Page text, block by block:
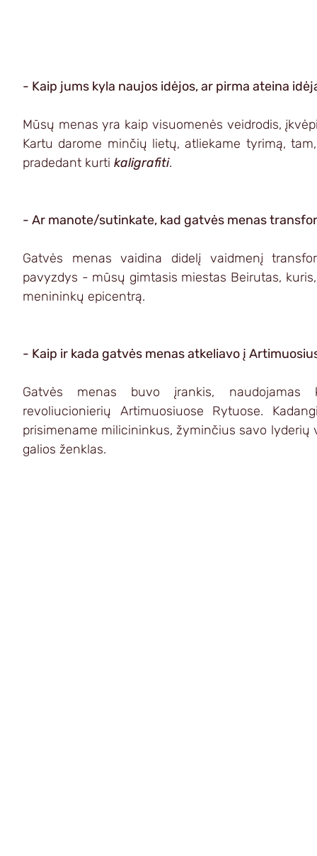
- Kaip jums kyla naujos idėjos, ar pirma ateina
Mūsų menas yra kaip visuomenės veidrodis,
Kartu darome minčių lietų, atliekame tyrimą,
pradedant kurti kaligrafiti.
- Ar manote/sutinkate, kad gatvės menas
Gatvės menas vaidina didelį vaidmenį
pavyzdys - mūsų gimtasis miestas Beirutas,
menininkų epicentrą.
- Kaip ir kada gatvės menas atkeliavo į
Gatvės menas buvo įrankis, naudojamas
revoliucionierių Artimuosiuose Rytuose.
prisimename milicininkus, žyminčius savo lyderių
galios ženklas.